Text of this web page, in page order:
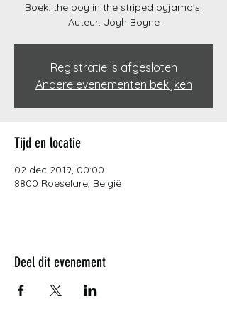
Boek: the boy in the striped pyjama's.
Auteur: Joyh Boyne
Registratie is afgesloten
Andere evenementen bekijken
Tijd en locatie
02 dec 2019, 00:00
8800 Roeselare, België
Deel dit evenement